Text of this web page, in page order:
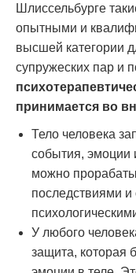
Шлиссельбурге
опытными и
высшей категории
супружеских пар и
принимается во
Тело человека
события, эмоции
можно
последствиями
У любого
защита, которая